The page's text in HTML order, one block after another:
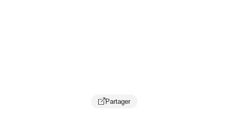
Partager